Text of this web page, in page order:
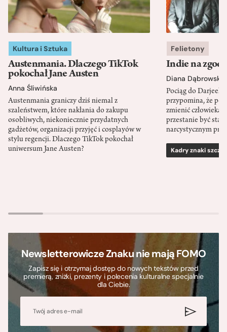
Kultura i Sztuka
Austenmania. Dlaczego TikTok
pokochał Jane Austen
Anna Śliwińska
Austenmania graniczy dziś niemal z
szaleństwem, które nakłania do zakupu
osobliwych, niekoniecznie przydatnych
gadżetów, organizacji przyjęć i cosplayów w
stylu regencji. Dlaczego TikTok pokochał
uniwersum Jane Austen?
Felietony
Indie na
Diana Dąbrowska
Pociąg do
przypomina, że
zmienić człowieka
przestanie być
narcystycznym
Kadry znaki
Newsletterowicze Znaku nie mają FOMO
Zapisz się i otrzymaj dostęp do nowych tekstów przed
premierą, zniżki, prezenty i polecenia kulturalne specjalnie
dla Ciebie.